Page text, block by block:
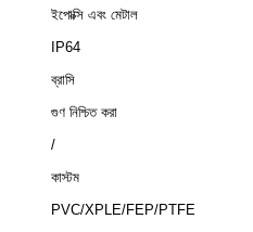
ইপোক্সি এবং মেটাল
IP64
ব্রাসি
গুণ নিশ্চিত করা
/
কাস্টম
PVC/XPLE/FEP/PTFE